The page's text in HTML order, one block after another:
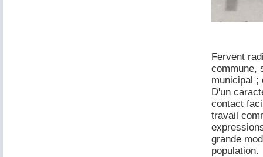
Fervent
commune,
municipal ;
D'un
contact
travail
grande
population.